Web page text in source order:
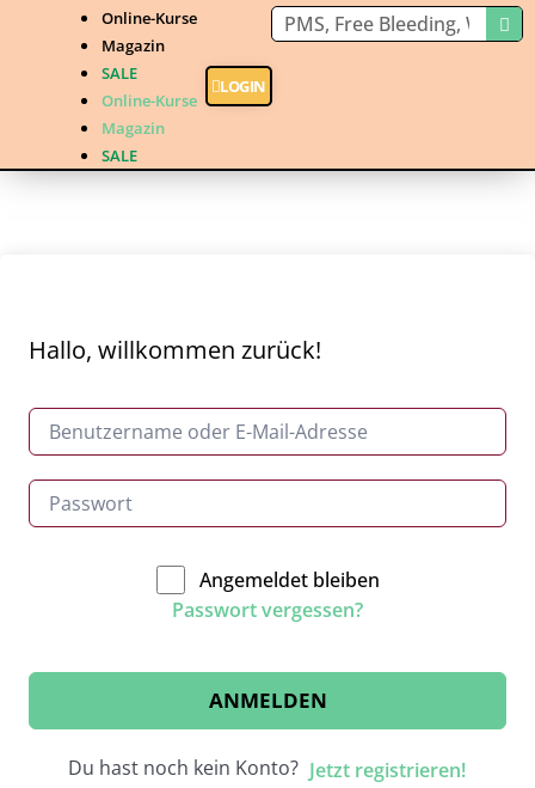
Online-Kurse
Magazin
SALE
Online-Kurse
Magazin
SALE
LOGIN
Hallo, willkommen zurück!
Angemeldet bleiben
Passwort vergessen?
ANMELDEN
Du hast noch kein Konto? Jetzt registrieren!